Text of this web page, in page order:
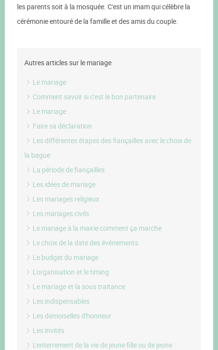
les parents soit à la mosquée. C'est un imam qui célèbre la
cérémonie entouré de la famille et des amis du couple.
Autres articles sur le mariage
Le mariage
Comment savoir si c'est le bon partenaire
Le mariage
Faire sa déclaration
Les différentes étapes des fiançailles avec le choix de
la bague
La période de fiançailles
Les idées de mariage
Les mariages religieux
Les mariages civils
Le mariage à la mairie comment ça marche
Le choix de la date des événements
Le budget du mariage
L'organisation et le timing
Le mariage et la sous traitance
Les indispensables
Les demoiselles d'honneur
Les invités
L'enterrement de la vie de jeune fille ou de jeune